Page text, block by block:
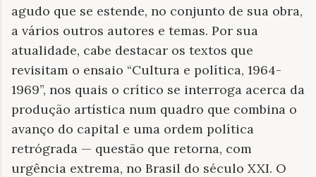
agudo que se estende, no conjunto de sua obra,
a vários outros autores e temas. Por sua
atualidade, cabe destacar os textos que
revisitam o ensaio “Cultura e política, 1964-
1969”, nos quais o crítico se interroga acerca da
produção artística num quadro que combina o
avanço do capital e uma ordem política
retrógrada — questão que retorna, com
urgência extrema, no Brasil do século XXI. O